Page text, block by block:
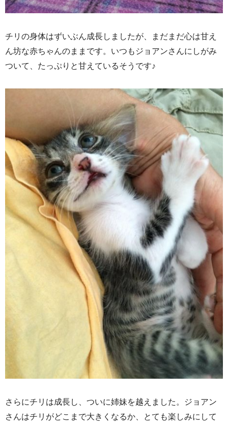
チリの身体はずいぶん成長しましたが、まだまだ心は甘え
ん坊な赤ちゃんのままです。いつもジョアンさんにしがみ
ついて、たっぷりと甘えているそうです♪
さらにチリは成長し、ついに姉妹を越えました。ジョアン
さんはチリがどこまで大きくなるか、とても楽しみにして